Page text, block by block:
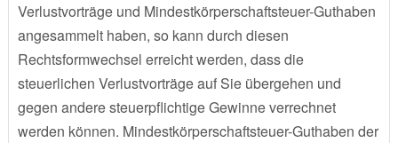
Verlustvorträge und Mindestkörperschaftsteuer-Guthaben
angesammelt haben, so kann durch diesen
Rechtsformwechsel erreicht werden, dass die
steuerlichen Verlustvorträge auf Sie übergehen und
gegen andere steuerpflichtige Gewinne verrechnet
werden können. Mindestkörperschaftsteuer-Guthaben der